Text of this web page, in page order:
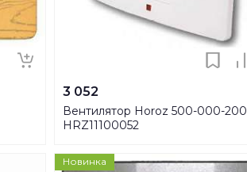
3 052
Вентилятор Horoz 500-000-200
HRZ11100052
Новинка